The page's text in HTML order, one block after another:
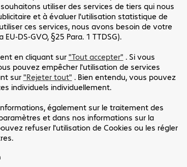
du
La qualité des
interlocuteurs chez Bechtle